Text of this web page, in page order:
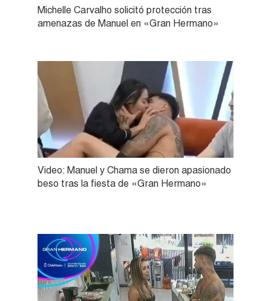
Michelle Carvalho solicitó protección tras
amenazas de Manuel en «Gran Hermano»
Video: Manuel y Chama se dieron apasionado
beso tras la fiesta de «Gran Hermano»